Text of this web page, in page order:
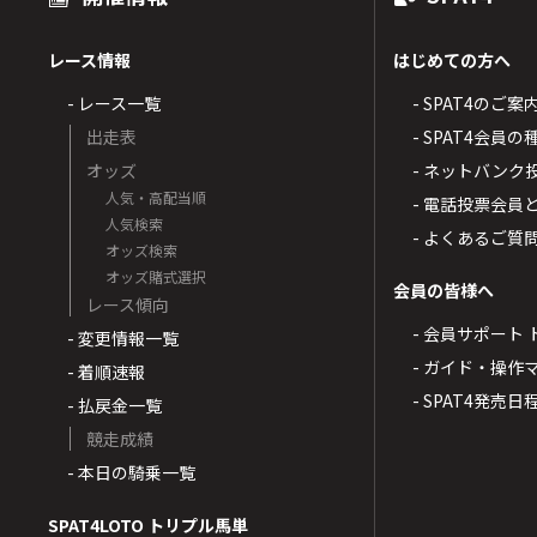
レース情報
- レース一覧
出走表
オッズ
人気・高配当順
人気検索
オッズ検索
オッズ賭式選択
レース傾向
- 変更情報一覧
- 着順速報
- 払戻金一覧
競走成績
- 本日の騎乗一覧
SPAT4LOTO トリプル馬単
はじめての方へ
- SPAT4のご案
- SPAT4会員の
- ネットバンク
- 電話投票会員
- よくあるご質
会員の皆様へ
- 会員サポート
- ガイド・操作
- SPAT4発売日